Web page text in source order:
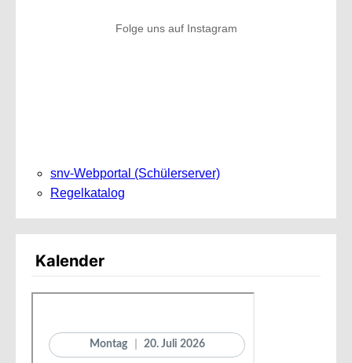
Folge uns auf Instagram
snv-Webportal (Schülerserver)
Regelkatalog
Kalender